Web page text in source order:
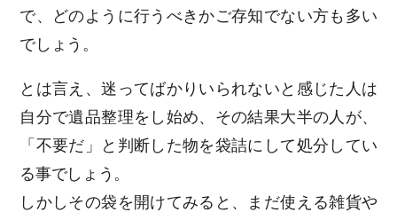
で、どのように行うべきかご存知でない方も多い
でしょう。
とは言え、迷ってばかりいられないと感じた人は
自分で遺品整理をし始め、その結果大半の人が、
「不要だ」と判断した物を袋詰にして処分してい
る事でしょう。
しかしその袋を開けてみると、まだ使える雑貨や